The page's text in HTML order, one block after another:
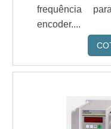
frequência
encoder....